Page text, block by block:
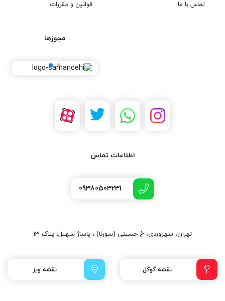
تماس با ما قوانین و مقررات
مجوزها
اطلاعات تماس
09380503231
تهران، سهروردی، خ حسینی (سورنا) ، پاساژ سهیل، پلاک 13
نقشه گوگل نقشه ویز